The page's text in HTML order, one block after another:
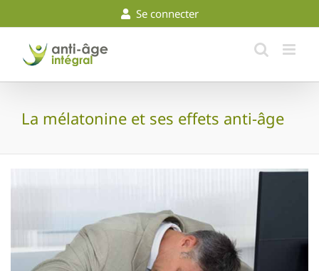
to
content
Se connecter
La mélatonine et ses effets anti-âge